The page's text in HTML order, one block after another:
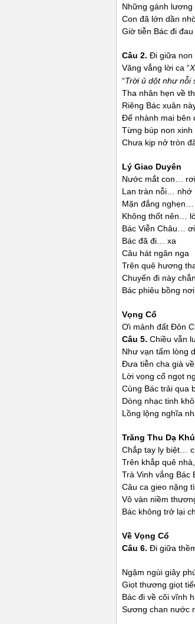
Những gánh lương
Con đã lớn dần
Giờ tiễn Bác đi
Câu 2. Đi giữa non
Văng vẳng lời ca “
“Trời ủ dột như
Tha nhân hẹn về
Riêng Bác xuân
Để nhành mai bên
Từng búp non xinh
Chưa kịp nở tròn
Lý Giao Duyên
Nước mắt con… rơi
Lan tràn nỗi… nhớ
Mặn đắng nghẹn…
Không thốt nên…
Bác Viễn Châu… ơi
Bác đã đi… xa
Câu hát ngân nga
Trên quê hương
Chuyến đi này
Bác phiêu bồng
Vọng Cổ
Ơi mảnh đất Đôn
Câu 5. Chiều vẫn
Như vạn tấm lòng
Đưa tiễn cha già
Lời vọng cổ ngọt
Cùng Bác trải qua
Dòng nhạc tinh
Lồng lộng nghĩa
Trăng Thu Dạ
Chắp tay ly biệt…
Trên khắp quê
Trà Vinh vắng Bác
Câu ca gieo nặng
Vô vàn niềm
Bác không trở lại
Về Vọng Cổ
Câu 6. Đi giữa
Ngậm ngùi giây
Giọt thương giọt
Bác đi về cõi vĩnh
Sương chan nước